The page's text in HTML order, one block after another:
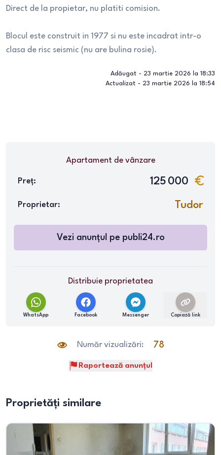
Direct de la propietar, nu platiti comision.
Blocul este construit in 1977 si nu este incadrat intr-o
clasa de risc seismic (nu are bulina rosie).
Adăugat - 23 martie 2026 la 18:33
Actualizat - 23 martie 2026 la 18:54
Apartamentde vânzare
Preț: 125 000
Proprietar: Tudor
Vezi anunțul pe publi24.ro
Distribuie proprietatea
WhatsApp Facebook Messenger Copiază link
Număr vizualizări: 78
Raportează anunțul
Proprietăți similare